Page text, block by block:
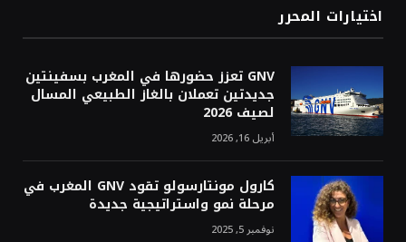
اختيارات المحرر
GNV تعزز حضورها في المغرب بسفينتين
جديدتين تعملان بالغاز الطبيعي المسال
لصيف 2026
أبريل 16, 2026
كارول مونتارسولو تقود GNV المغرب في
مرحلة نمو واستراتيجية جديدة
نوفمبر 5, 2025